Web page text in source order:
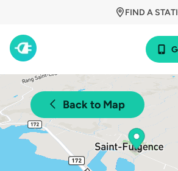
FIND A
Back to Map